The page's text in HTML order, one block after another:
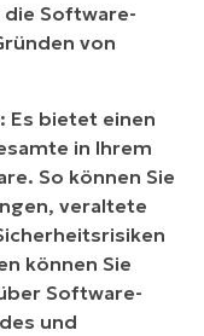
in NinjaOne
über den
die Software-
von
: Es bietet einen
in Ihrem
So können Sie
veraltete
können Sie
Software-
und